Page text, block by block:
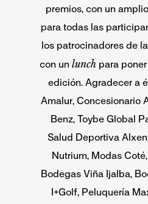
premios, con un
para todas las
los patrocinadores de
con un lunch para
edición. Agradecer a
Amalur, Concesionario
Benz, Toybe Global
Salud Deportiva
Nutrium, Modas
Bodegas Viña Ijalba,
I+Golf, Peluquería